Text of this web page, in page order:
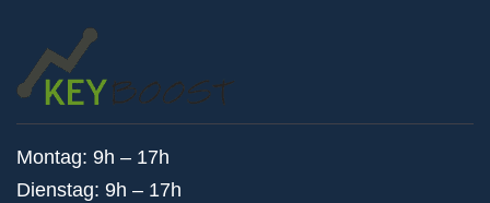
Montag: 9h – 17h
Dienstag: 9h – 17h